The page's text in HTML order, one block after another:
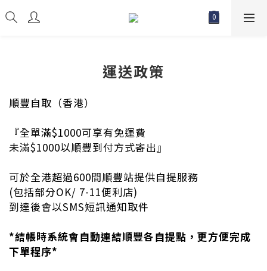
運送政策
順豐自取（香港）
『全單滿$1000可享有免運費
未滿$1000以順豐到付方式寄出』
可於全港超過600間順豐站提供自提服務
(包括部分OK/ 7-11便利店)
到達後會以SMS短訊通知取件
*結帳時系統會自動連結順豐各自提點， 更方便完成
下單程序*